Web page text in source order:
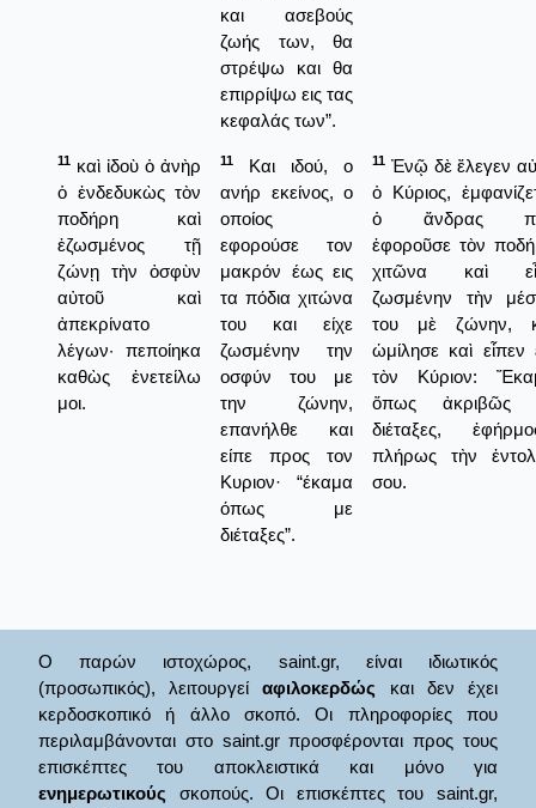
και ασεβούς
ζωής των, θα
στρέψω και θα
επιρρίψω εις τας
κεφαλάς των”.
11 καὶ ἰδοὺ ὁ ἀνὴρ
ὁ ἐνδεδυκὼς τὸν
ποδήρη καὶ
ἐζωσμένος τῇ
ζώνῃ τὴν ὀσφὺν
αὐτοῦ καὶ
ἀπεκρίνατο
λέγων· πεποίηκα
καθὼς ἐνετείλω
μοι.
11
Και ιδού, ο
ανήρ εκείνος, ο
οποίος
εφορούσε τον
μακρόν έως εις
τα πόδια χιτώνα
του και είχε
ζωσμένην την
οσφύν του με
την ζώνην,
επανήλθε και
είπε προς τον
Κυριον· “έκαμα
όπως με
διέταξες”.
11 Ἐνῷ δὲ ἔλεγεν
ὁ Κύριος,
ὁ ἄνδρας
ἐφοροῦσε τὸν
χιτῶνα καὶ
ζωσμένην τὴν
του μὲ ζώνην,
ὡμίλησε καὶ εἶπεν
τὸν Κύριον:
ὅπως ἀκριβῶς
διέταξες,
πλήρως τὴν
σου.
Ο παρών ιστοχώρος, saint.gr, είναι ιδιωτικός
(προσωπικός), λειτουργείαφιλοκερδώς και δεν έχει
κερδοσκοπικό ή άλλο σκοπό. Οι πληροφορίες που
περιλαμβάνονται στο saint.gr προσφέρονται προς τους
επισκέπτες του αποκλειστικά και μόνο για
ενημερωτικούς σκοπούς. Οι επισκέπτες του saint.gr,